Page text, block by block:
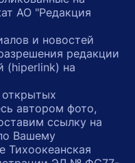
АО "Редакция
и новостей
редакции
(hiperlink) на
автором фото,
ссылку на
Вашему
Тихоокеанская